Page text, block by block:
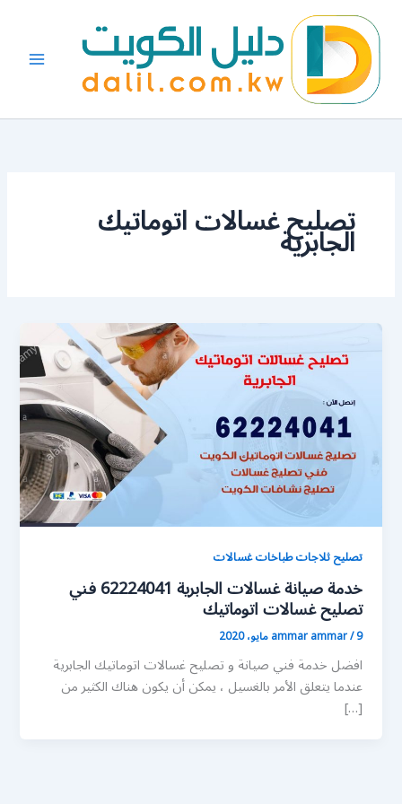
المحتوى
تصليح غسالات اتوماتيك
الجابرية
تصليح ثلاجات طباخات غسالات
خدمة صيانة غسالات الجابرية 62224041 فني
تصليح غسالات اتوماتيك
ammar ammar/9 مايو، 2020
افضل خدمة فني صيانة و تصليح غسالات اتوماتيك الجابرية
عندما يتعلق الأمر بالغسيل ، يمكن أن يكون هناك الكثير من
[…]